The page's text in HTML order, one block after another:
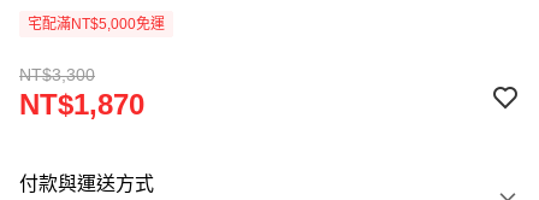
宅配滿NT$5,000免運
NT$3,300
NT$1,870
付款與運送方式